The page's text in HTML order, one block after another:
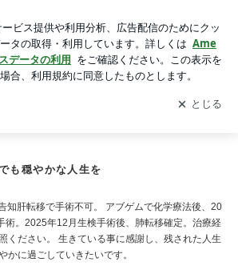
ドして ブログの更新通知
を受け取りまし
開く
も穏やかな人生を
知肝転移で手術不可。 アブゲムで化学療法後、20
術。2025年12月生検手術後、肺転移確定。治療経
ください。 生きている事に感謝し、残された人生
かに過ごしていきたいです。